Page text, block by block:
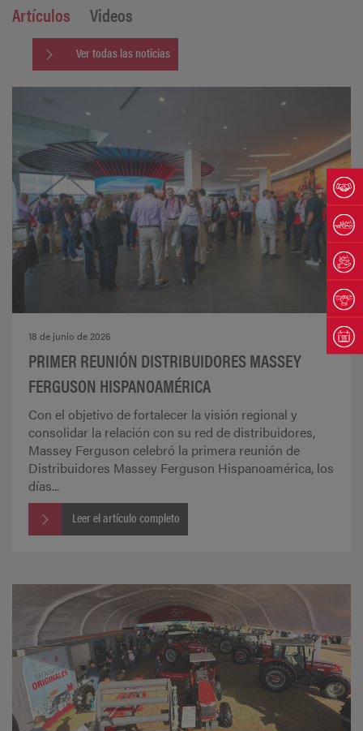
Artículos Videos
Ver todas las noticias
18 de junio de 2026
PRIMER REUNIÓN DISTRIBUIDORES MASSEY
FERGUSON HISPANOAMÉRICA
Con el objetivo de fortalecer la visión regional y
consolidar la relación con su red de distribuidores,
Massey Ferguson celebró la primera reunión de
Distribuidores Massey Ferguson Hispanoamérica, los
días...
Leer el artículo completo